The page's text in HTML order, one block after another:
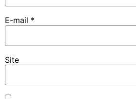
E-mail *
Site